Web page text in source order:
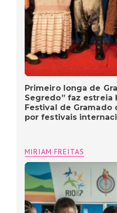
Primeiro longa de
Segredo” faz estreia
Festival de Gramado
por festivais
MIRIAM FREITAS